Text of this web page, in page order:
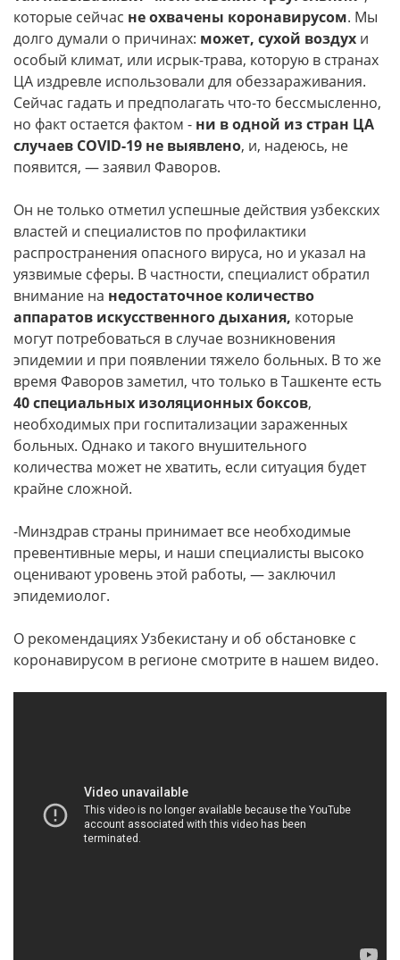
которые сейчас не охвачены коронавирусом. Мы
долго думали о причинах: может, сухой воздух и
особый климат, или исрык-трава, которую в странах
ЦА издревле использовали для обеззараживания.
Сейчас гадать и предполагать что-то бессмысленно,
но факт остается фактом - ни в одной из стран ЦА
случаев COVID-19 не выявлено, и, надеюсь, не
появится, — заявил Фаворов.
Он не только отметил успешные действия узбекских
властей и специалистов по профилактики
распространения опасного вируса, но и указал на
уязвимые сферы. В частности, специалист обратил
внимание на недостаточное количество
аппаратов искусственного дыхания, которые
могут потребоваться в случае возникновения
эпидемии и при появлении тяжело больных. В то же
время Фаворов заметил, что только в Ташкенте есть
40 специальных изоляционных боксов,
необходимых при госпитализации зараженных
больных. Однако и такого внушительного
количества может не хватить, если ситуация будет
крайне сложной.
-Минздрав страны принимает все необходимые
превентивные меры, и наши специалисты высоко
оценивают уровень этой работы, — заключил
эпидемиолог.
О рекомендациях Узбекистану и об обстановке с
коронавирусом в регионе смотрите в нашем видео.